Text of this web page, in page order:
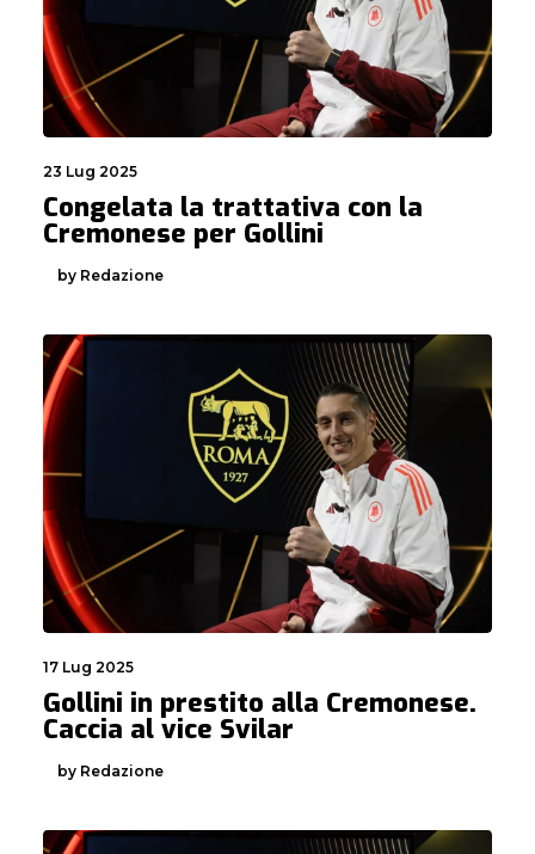
23 Lug 2025
Congelata la trattativa con la
Cremonese per Gollini
by Redazione
17 Lug 2025
Gollini in prestito alla Cremonese.
Caccia al vice Svilar
by Redazione